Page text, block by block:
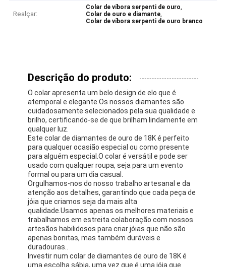
Realçar:
Colar de víbora serpenti de ouro,
Colar de ouro e diamante,
Colar de víbora serpenti de ouro branco
Descrição do produto:
O colar apresenta um belo design de elo que é
atemporal e elegante.Os nossos diamantes são
cuidadosamente selecionados pela sua qualidade e
brilho, certificando-se de que brilham lindamente em
qualquer luz.
Este colar de diamantes de ouro de 18K é perfeito
para qualquer ocasião especial ou como presente
para alguém especial.O colar é versátil e pode ser
usado com qualquer roupa, seja para um evento
formal ou para um dia casual.
Orgulhamos-nos do nosso trabalho artesanal e da
atenção aos detalhes, garantindo que cada peça de
jóia que criamos seja da mais alta
qualidade.Usamos apenas os melhores materiais e
trabalhamos em estreita colaboração com nossos
artesãos habilidosos para criar jóias que não são
apenas bonitas, mas também duráveis e
duradouras..
Investir num colar de diamantes de ouro de 18K é
uma escolha sábia, uma vez que é uma jóia que